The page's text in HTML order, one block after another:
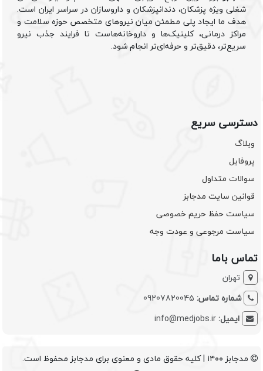
شغلی ویژه پزشکان، دندانپزشکان و داروسازان در سراسر ایران است.
هدف ما ایجاد پلی مطمئن میان نیروهای متخصص حوزه سلامت و
مراکز درمانی، کلینیک‌ها و داروخانه‌هاست تا فرایند جذب نیرو
سریع‌تر، دقیق‌تر و حرفه‌ای‌تر انجام شود.
دسترسی سریع
وبلاگ
پروفایل
سوالات متداول
قوانین سایت مدجابز
سیاست حفظ حریم خصوصی
سیاست مرجوعی و عودت وجه
تماس باما
تهران
شماره تماس: 09207820045
ایمیل:info@medjobs.ir
مدجابز ۱۴۰۰ | کلیه حقوق مادی و معنوی برای مدجابز محفوظ است.